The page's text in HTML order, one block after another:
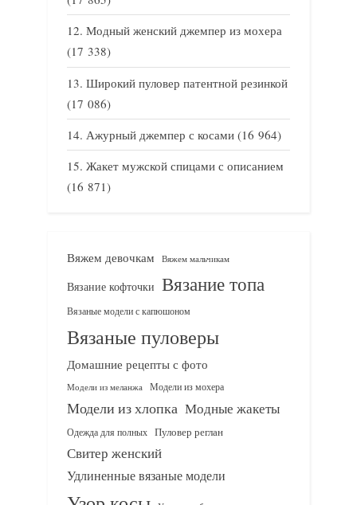
Модный женский джемпер из мохера
(17 338)
Широкий пуловер патентной резинкой
(17 086)
Ажурный джемпер с косами (16 964)
Жакет мужской спицами с описанием
(16 871)
Вяжем девочкам Вяжем мальчикам
Вязание кофточки Вязание топа
Вязаные модели с капюшоном
Вязаные пуловеры
Домашние рецепты с фото
Модели из меланжа Модели из мохера
Модели из хлопка Модные жакеты
Одежда для полных Пуловер реглан
Свитер женский
Удлиненные вязаные модели